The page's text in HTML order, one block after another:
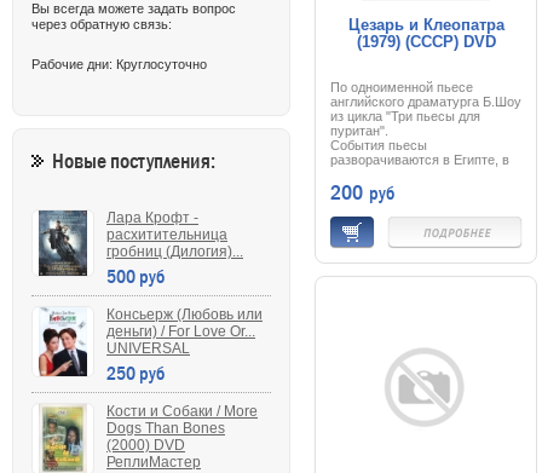
Цезарь и Клеопатра
(1979) (СССР) DVD
По одноименной пьесе
английского драматурга Б.Шоу
из цикла "Три пьесы для
пуритан".
События пьесы
разворачиваются в Египте, в
царствования XIII династии, в
48 г. до Рождества Христова.
200 руб
Вы всегда можете задать вопрос
через обратную связь:
Рабочие дни: Круглосуточно
Новые поступления:
Лара Крофт -
расхитительница
гробниц (Дилогия)...
500 руб
Консьерж (Любовь или
деньги) / For Love Or...
UNIVERSAL
250 руб
Кости и Собаки / More
Dogs Than Bones
(2000) DVD
РеплиМастер